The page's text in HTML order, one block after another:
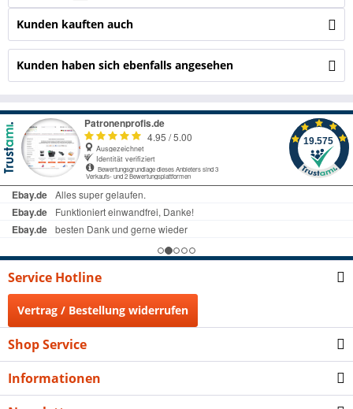
Kunden kauften auch
Kunden haben sich ebenfalls angesehen
Service Hotline
Vertrag / Bestellung widerrufen
Shop Service
Informationen